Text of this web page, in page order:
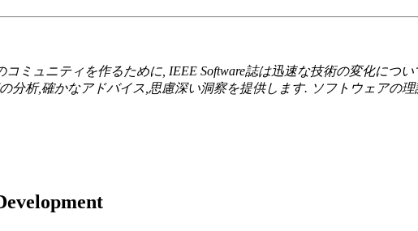
ミュニティを作るために, IEEE Software誌は迅速な技術の変化につ
分析,確かなアドバイス,思慮深い洞察を提供します. ソフトウェアの